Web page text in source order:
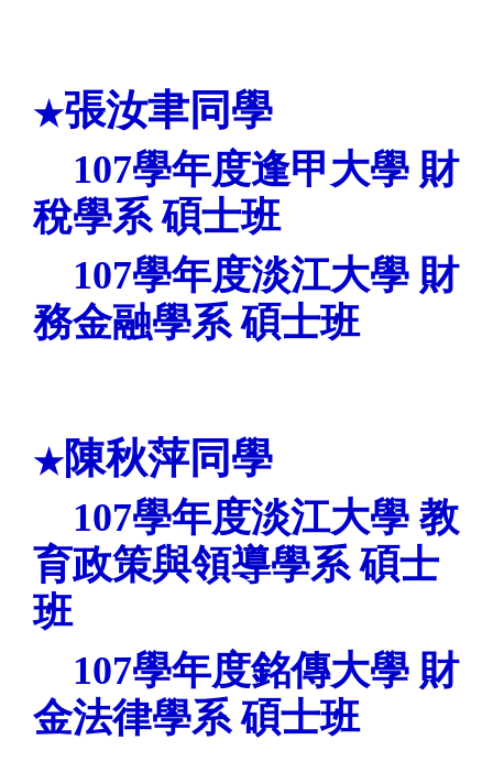
★張汝聿同學
107學年度逢甲大學 財
稅學系碩士班
107學年度淡江大學 財
務金融學系碩士班
★陳秋萍同學
107學年度淡江大學 教
育政策與領導學系碩士
班
107學年度銘傳大學 財
金法律學系碩士班